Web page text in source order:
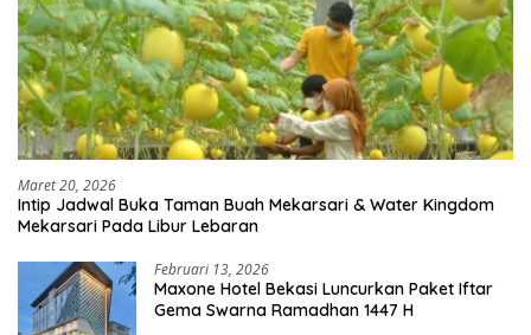
Maret 20, 2026
Intip Jadwal Buka Taman Buah Mekarsari & Water Kingdom
Mekarsari Pada Libur Lebaran
Februari 13, 2026
Maxone Hotel Bekasi Luncurkan Paket Iftar
Gema Swarna Ramadhan 1447 H